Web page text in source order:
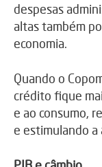
despesas
altas também
economia.
Quando o
crédito fique
e ao consumo,
e estimulando a